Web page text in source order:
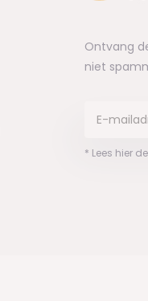
Ontvang
niet
* Lees hier